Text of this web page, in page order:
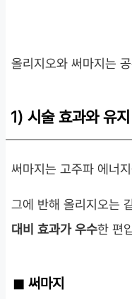
올리지오와 써마지는
1) 시술 효과와 유
써마지는 고주파 에너
그에 반해 올리지오는
대비 효과가 우수한 편
써마지